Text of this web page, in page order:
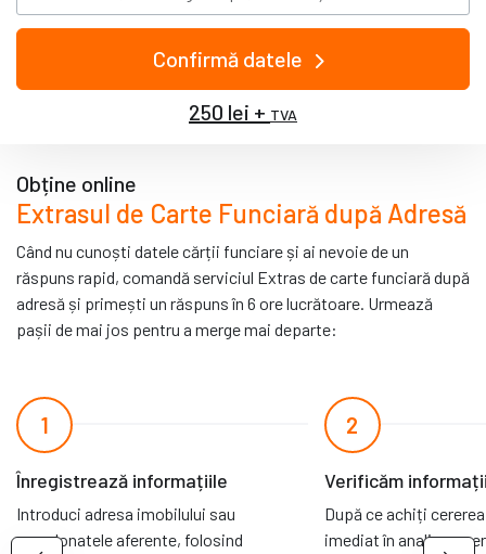
Confirmă datele
250 lei + TVA
Obține online
Extrasul de Carte Funciară după Adresă
Când nu cunoști datele cărții funciare și ai nevoie de un
răspuns rapid, comandă serviciul Extras de carte funciară după
adresă și primești un răspuns în 6 ore lucrătoare. Urmează
pașii de mai jos pentru a merge mai departe:
1
Înregistrează informațiile
Introduci adresa imobilului sau
coordonatele aferente, folosind
2
Verificăm
După ce achiți
imediat în analiza